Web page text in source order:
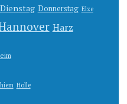
Dienstag Donnerstag Elze
Harz
Holle